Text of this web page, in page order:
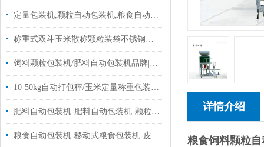
定量包装机,颗粒自动包装机,粮食自动包装机批发|设备
称重式双斗玉米散称颗粒装袋不锈钢移动式包装机厂家定制
饲料颗粒包装机/肥料自动包装机品牌|图片
10-50kg自动打包秤/玉米定量称重包装秤品牌|定制
肥料自动包装机-肥料自动包装机-颗粒自动包装机批发价|品牌
粮食自动包装机-移动式粮食包装机-皮带式粮食包装机厂家供应
详情介绍
粮食饲料颗粒